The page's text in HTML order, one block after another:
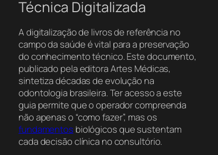
Técnica Digitalizada
A digitalização de livros de referência no
campo da saúde é vital para a preservação
do conhecimento técnico. Este documento,
publicado pela editora Artes Médicas,
sintetiza décadas de evolução na
odontologia brasileira. Ter acesso a este
guia permite que o operador compreenda
não apenas o “como fazer”, mas os
fundamentos biológicos que sustentam
cada decisão clínica no consultório.